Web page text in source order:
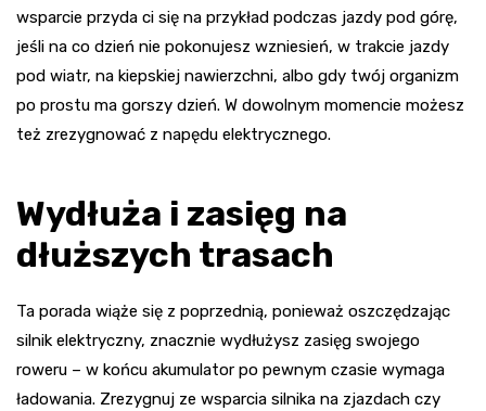
wsparcie przyda ci się na przykład podczas jazdy pod górę,
jeśli na co dzień nie pokonujesz wzniesień, w trakcie jazdy
pod wiatr, na kiepskiej nawierzchni, albo gdy twój organizm
po prostu ma gorszy dzień. W dowolnym momencie możesz
też zrezygnować z napędu elektrycznego.
Wydłuża i zasięg na
dłuższych trasach
Ta porada wiąże się z poprzednią, ponieważ oszczędzając
silnik elektryczny, znacznie wydłużysz zasięg swojego
roweru – w końcu akumulator po pewnym czasie wymaga
ładowania. Zrezygnuj ze wsparcia silnika na zjazdach czy